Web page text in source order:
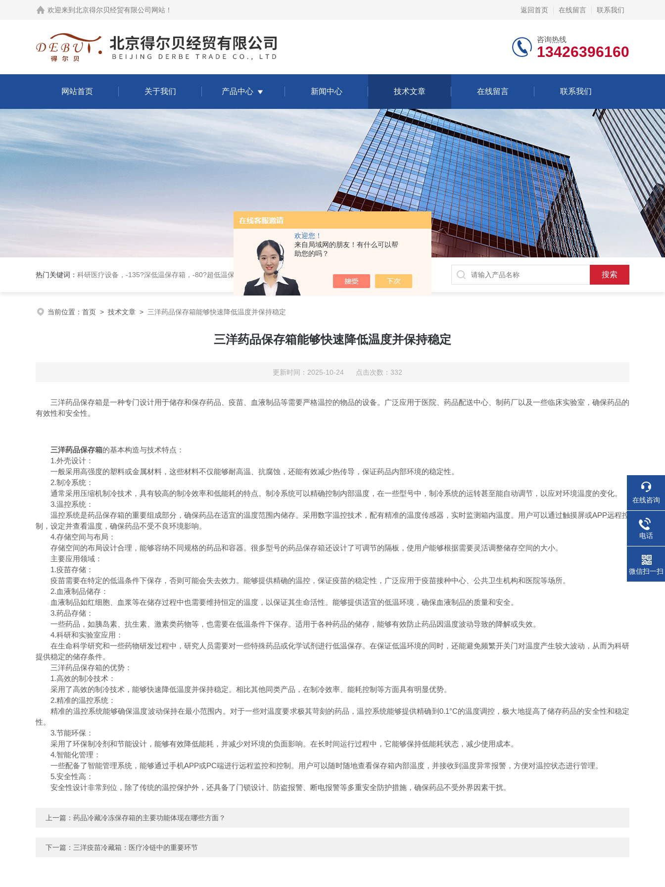
欢迎您！
来自局域网的朋友！有什么可以帮
助您的吗？
欢迎来到 北京得尔贝经贸有限公司网站 ！ 返回首页 在线留言 联系我们
咨询热线
13426396160
网站首页 关于我们 产品中心 新闻中心 技术文章 在线留言 联系我们
热门关键词： 科研医疗设备，-135?深低温保存箱，-80?超低温保存箱，-40?血浆冷冻存储设备，二氧化碳培养箱，多气体培养箱，4?血液冷藏箱，药品冷藏箱；实验室设备，环境实验箱，植物培养箱，高温恒温培养箱，低温恒温培养箱，碎花型制冰机；消毒灭菌设备，高压蒸汽灭菌器等。
当前位置： 首页 > 技术文章 > 三洋药品保存箱能够快速降低温度并保持稳定
三洋药品保存箱能够快速降低温度并保持稳定
更新时间：2025-10-24 点击次数：332
三洋药品保存箱是一种专门设计用于储存和保存药品、疫苗、血液制品等需要严格温控的物品的设备。广泛应用于医院、药品配送中心、制药厂以及一些临床实验室，确保药品的
有效性和安全性。
三洋药品保存箱的基本构造与技术特点：
1.外壳设计：
一般采用高强度的塑料或金属材料，这些材料不仅能够耐高温、抗腐蚀，还能有效减少热传导，保证药品内部环境的稳定性。
2.制冷系统：
通常采用压缩机制冷技术，具有较高的制冷效率和低能耗的特点。制冷系统可以精确控制内部温度，在一些型号中，制冷系统的运转甚至能自动调节，以应对环境温度的变化。
3.温控系统：
温控系统是药品保存箱的重要组成部分，确保药品在适宜的温度范围内储存。采用数字温控技术，配有精准的温度传感器，实时监测箱内温度。用户可以通过触摸屏或APP远程控
制，设定并查看温度，确保药品不受不良环境影响。
4.存储空间与布局：
存储空间的布局设计合理，能够容纳不同规格的药品和容器。很多型号的药品保存箱还设计了可调节的隔板，使用户能够根据需要灵活调整储存空间的大小。
主要应用领域：
1.疫苗存储：
疫苗需要在特定的低温条件下保存，否则可能会失去效力。能够提供精确的温控，保证疫苗的稳定性，广泛应用于疫苗接种中心、公共卫生机构和医院等场所。
2.血液制品储存：
血液制品如红细胞、血浆等在储存过程中也需要维持恒定的温度，以保证其生命活性。能够提供适宜的低温环境，确保血液制品的质量和安全。
3.药品存储：
一些药品，如胰岛素、抗生素、激素类药物等，也需要在低温条件下保存。适用于各种药品的储存，能够有效防止药品因温度波动导致的降解或失效。
4.科研和实验室应用：
在生命科学研究和一些药物研发过程中，研究人员需要对一些特殊药品或化学试剂进行低温保存。在保证低温环境的同时，还能避免频繁开关门对温度产生较大波动，从而为科研
提供稳定的储存条件。
三洋药品保存箱的优势：
1.高效的制冷技术：
采用了高效的制冷技术，能够快速降低温度并保持稳定。相比其他同类产品，在制冷效率、能耗控制等方面具有明显优势。
2.精准的温控系统：
精准的温控系统能够确保温度波动保持在最小范围内。对于一些对温度要求极其苛刻的药品，温控系统能够提供精确到0.1°C的温度调控，极大地提高了储存药品的安全性和稳定
性。
3.节能环保：
采用了环保制冷剂和节能设计，能够有效降低能耗，并减少对环境的负面影响。在长时间运行过程中，它能够保持低能耗状态，减少使用成本。
4.智能化管理：
一些配备了智能管理系统，能够通过手机APP或PC端进行远程监控和控制。用户可以随时随地查看保存箱内部温度，并接收到温度异常报警，方便对温控状态进行管理。
5.安全性高：
安全性设计非常到位，除了传统的温控保护外，还具备了门锁设计、防盗报警、断电报警等多重安全防护措施，确保药品不受外界因素干扰。
上一篇： 药品冷藏冷冻保存箱的主要功能体现在哪些方面？
下一篇： 三洋疫苗冷藏箱：医疗冷链中的重要环节
在线咨询
电话
微信扫一扫